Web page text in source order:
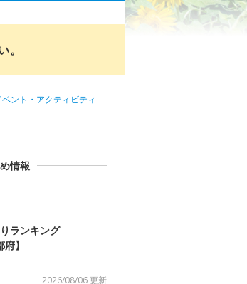
ント・アクティビティ
情報
ランキング
府】
2026/08/06 更新